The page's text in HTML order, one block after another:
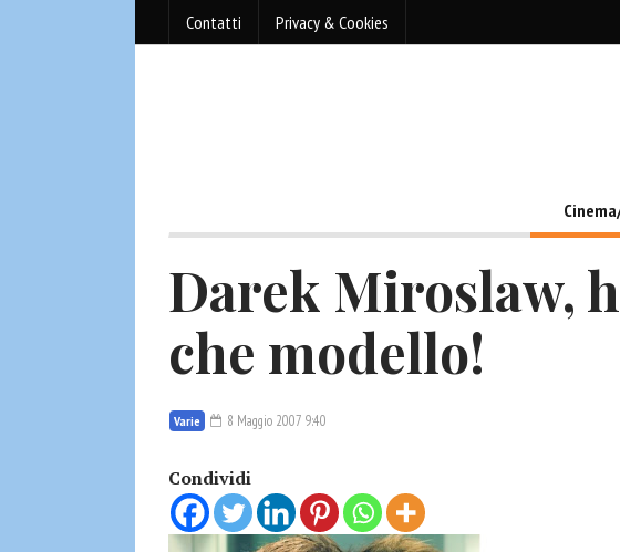
Contatti Privacy & Cookies
Darek Miroslaw,
che modello!
Varie 8 Maggio 2007 9:40
Condividi